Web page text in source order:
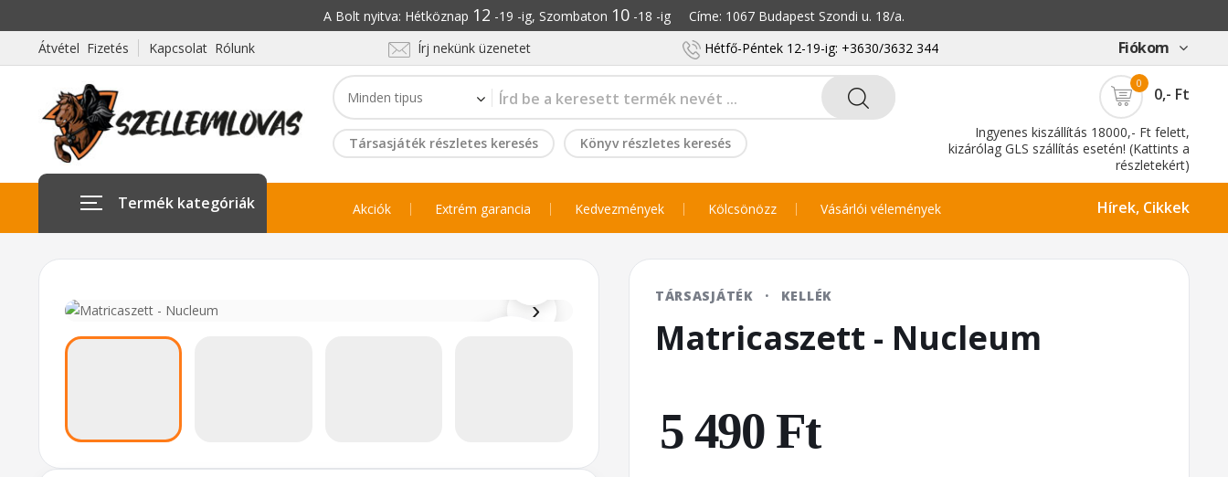
A Bolt nyitva: Hétköznap 12 -19 -ig, Szombaton 10-18 -ig Címe: 1067 Budapest Szondi u. 18/a.
Átvétel Fizetés
Kapcsolat Rólunk Írj nekünk üzenetet Hétfő-Péntek 12-19-ig: +3630/3632 344 Fiókom
Társasjáték részletes keresés Könyv részletes keresés
0
0,- Ft
Ingyenes kiszállítás 18000,- Ft felett,
kizárólag GLS szállítás esetén! (Kattints a
részletekért)
Termék kategóriák Akciók Extrém garancia Kedvezmények Kölcsönözz Vásárlói vélemények Hírek, Cikkek
›
TÁRSASJÁTÉK · KELLÉK
Matricaszett - Nucleum
5 490 Ft